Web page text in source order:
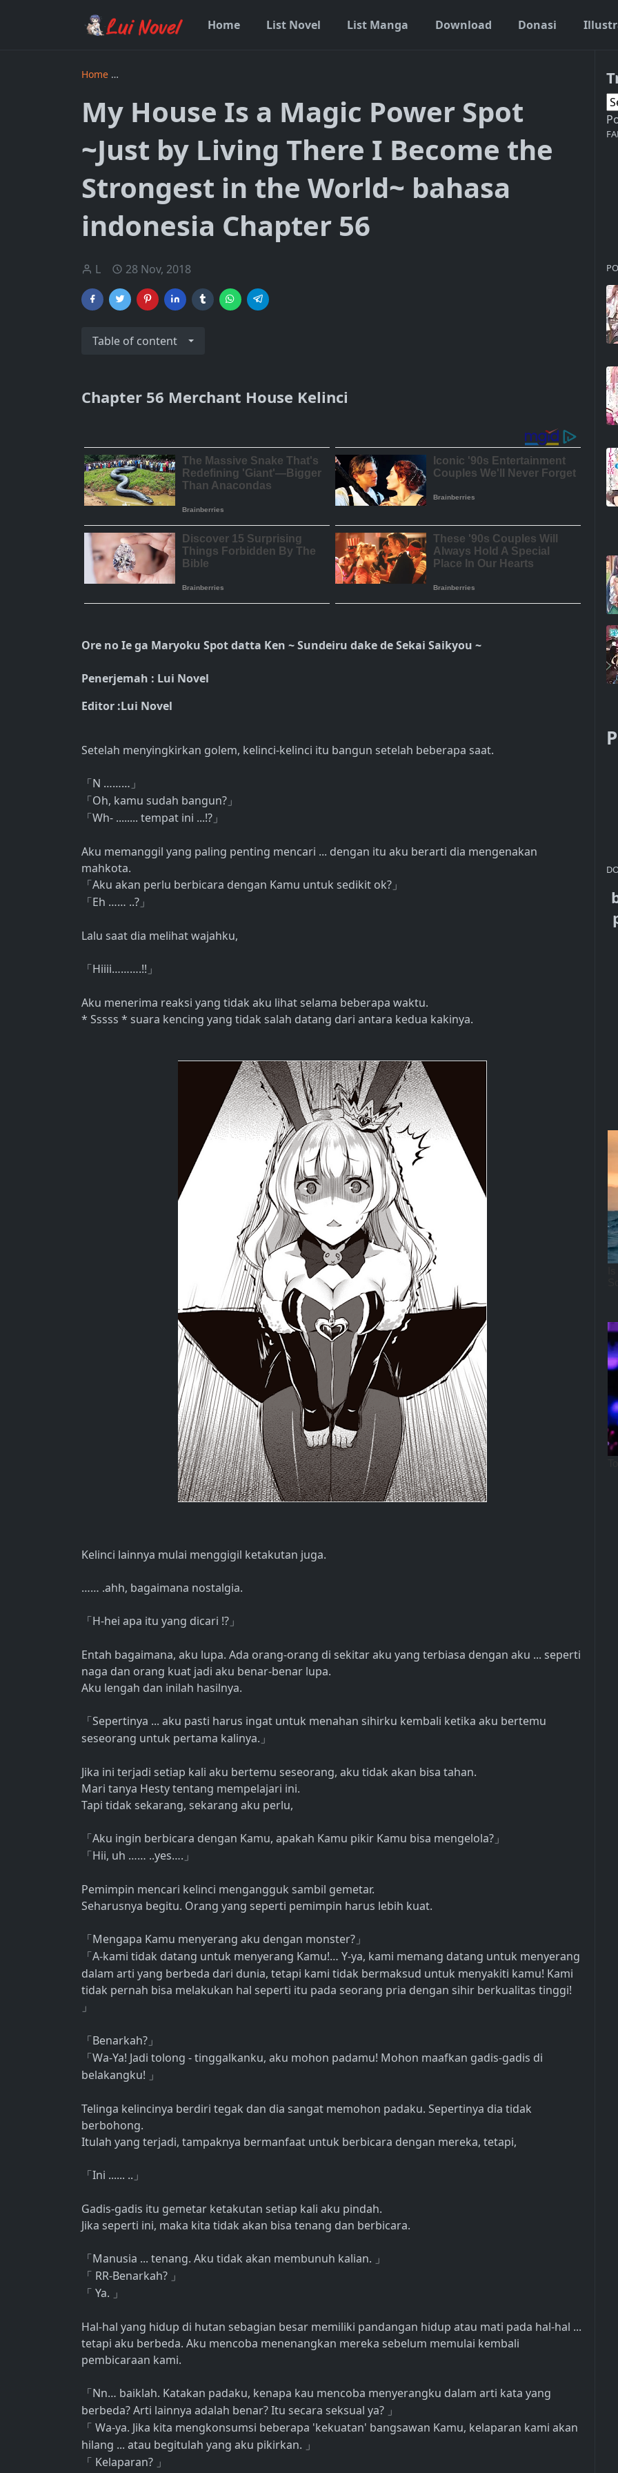
Home List Novel List Manga Download Donasi
Home My House Is a Magic Power Spot ~Just by Living There I Become the Strongest in the World~ bahasa
My House Is a Magic Power Spot
~Just by Living There I Become the
Strongest in the World~ bahasa
indonesia Chapter 56
L 28 Nov, 2018
Table of content
Chapter 56 Merchant House Kelinci
Ore no Ie ga Maryoku Spot datta Ken ~ Sundeiru dake de Sekai Saikyou ~
Penerjemah : Lui Novel
Editor :Lui Novel
Setelah menyingkirkan golem, kelinci-kelinci itu bangun setelah beberapa saat.
「 N ……… 」
「 Oh, kamu sudah bangun? 」
「 Wh- ........ tempat ini ...!? 」
Aku memanggil yang paling penting mencari ... dengan itu aku berarti dia mengenakan
mahkota.
「 Aku akan perlu berbicara dengan Kamu untuk sedikit ok? 」
「 Eh …… ..? 」
Lalu saat dia melihat wajahku,
「 Hiiii……….!! 」
Aku menerima reaksi yang tidak aku lihat selama beberapa waktu.
* Sssss * suara kencing yang tidak salah datang dari antara kedua kakinya.
Kelinci lainnya mulai menggigil ketakutan juga.
…… .ahh, bagaimana nostalgia.
「 H-hei apa itu yang dicari !? 」
Entah bagaimana, aku lupa. Ada orang-orang di sekitar aku yang terbiasa dengan aku ... seperti
naga dan orang kuat jadi aku benar-benar lupa.
Aku lengah dan inilah hasilnya.
「 Sepertinya ... aku pasti harus ingat untuk menahan sihirku kembali ketika aku bertemu
seseorang untuk pertama kalinya. 」
Jika ini terjadi setiap kali aku bertemu seseorang, aku tidak akan bisa tahan.
Mari tanya Hesty tentang mempelajari ini.
Tapi tidak sekarang, sekarang aku perlu,
「 Aku ingin berbicara dengan Kamu, apakah Kamu pikir Kamu bisa mengelola? 」
「 Hii, uh …… ..yes…. 」
Pemimpin mencari kelinci mengangguk sambil gemetar.
Seharusnya begitu. Orang yang seperti pemimpin harus lebih kuat.
「 Mengapa Kamu menyerang aku dengan monster? 」
「 A-kami tidak datang untuk menyerang Kamu!… Y-ya, kami memang datang untuk menyerang
dalam arti yang berbeda dari dunia, tetapi kami tidak bermaksud untuk menyakiti kamu! Kami
tidak pernah bisa melakukan hal seperti itu pada seorang pria dengan sihir berkualitas tinggi!
」
「 Benarkah? 」
「 Wa-Ya! Jadi tolong - tinggalkanku, aku mohon padamu! Mohon maafkan gadis-gadis di
belakangku!
」
Telinga kelincinya berdiri tegak dan dia sangat memohon padaku. Sepertinya dia tidak
berbohong.
Itulah yang terjadi, tampaknya bermanfaat untuk berbicara dengan mereka, tetapi,
「 Ini ...... .. 」
Gadis-gadis itu gemetar ketakutan setiap kali aku pindah.
Jika seperti ini, maka kita tidak akan bisa tenang dan berbicara.
「 Manusia ... tenang. Aku tidak akan membunuh kalian.
」
「
RR-Benarkah? 」
「 Ya. 」
Hal-hal yang hidup di hutan sebagian besar memiliki pandangan hidup atau mati pada hal-hal ...
tetapi aku berbeda. Aku mencoba menenangkan mereka sebelum memulai kembali
pembicaraan kami.
「 Nn… baiklah. Katakan padaku, kenapa kau mencoba menyerangku dalam arti kata yang
berbeda? Arti lainnya adalah benar? Itu secara seksual ya? 」
「 Wa-ya. Jika kita mengkonsumsi beberapa 'kekuatan' bangsawan Kamu, kelaparan kami akan
hilang ... atau begitulah yang aku pikirkan.
」
「
Kelaparan? 」